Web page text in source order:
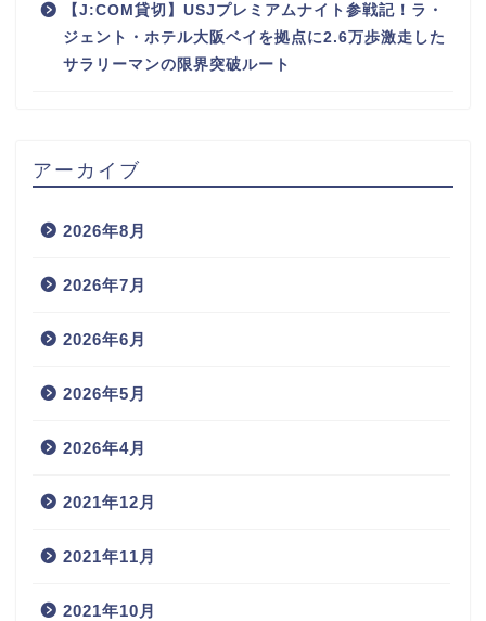
【J:COM貸切】USJプレミアムナイト参戦記！ラ・
ジェント・ホテル大阪ベイを拠点に2.6万歩激走した
サラリーマンの限界突破ルート
アーカイブ
2026年8月
2026年7月
2026年6月
2026年5月
2026年4月
2021年12月
2021年11月
2021年10月